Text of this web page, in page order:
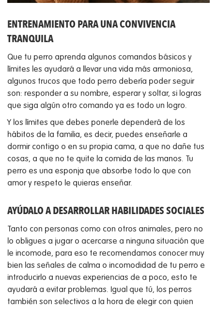
ENTRENAMIENTO PARA UNA CONVIVENCIA
TRANQUILA
Que tu perro aprenda algunos comandos básicos y
límites les ayudará a llevar una vida más armoniosa,
algunos trucos que todo perro debería poder seguir
son: responder a su nombre, esperar y soltar, si logras
que siga algún otro comando ya es todo un logro.
Y los límites que debes ponerle dependerá de los
hábitos de la familia, es decir, puedes enseñarle a
dormir contigo o en su propia cama, a que no dañe tus
cosas, a que no te quite la comida de las manos. Tu
perro es una esponja que absorbe todo lo que con
amor y respeto le quieras enseñar.
AYÚDALO A DESARROLLAR HABILIDADES SOCIALES
Tanto con personas como con otros animales, pero no
lo obligues a jugar o acercarse a ninguna situación que
le incomode, para eso te recomendamos conocer muy
bien las señales de calma o incomodidad de tu perro e
introducirlo a nuevas experiencias de a poco, esto te
ayudará a evitar problemas. Igual que tú, los perros
también son selectivos a la hora de elegir con quien